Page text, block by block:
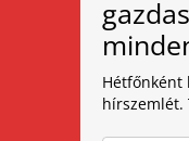
Hétfőnként
hírszemlét.